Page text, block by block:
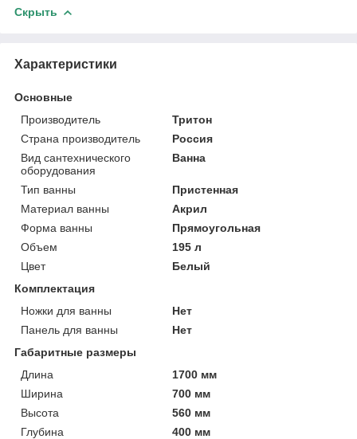
Скрыть
Характеристики
Основные
Производитель
Тритон
Страна производитель
Россия
Вид сантехнического
оборудования
Ванна
Тип ванны
Пристенная
Материал ванны
Акрил
Форма ванны
Прямоугольная
Объем
195 л
Цвет
Белый
Комплектация
Ножки для ванны
Нет
Панель для ванны
Нет
Габаритные размеры
Длина
1700 мм
Ширина
700 мм
Высота
560 мм
Глубина
400 мм